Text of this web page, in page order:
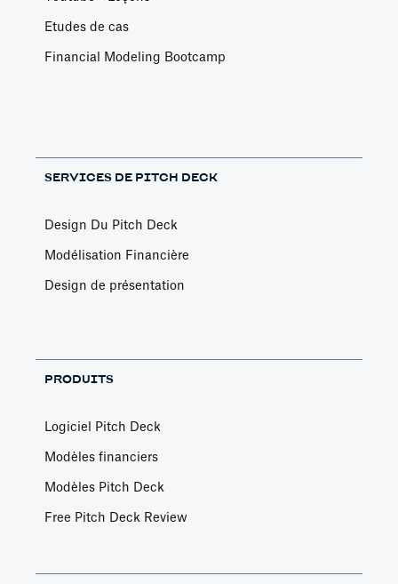
Etudes de cas
Financial Modeling Bootcamp
SERVICES DE PITCH DECK
Design Du Pitch Deck
Modélisation Financière
Design de présentation
PRODUITS
Logiciel Pitch Deck
Modèles financiers
Modèles Pitch Deck
Free Pitch Deck Review